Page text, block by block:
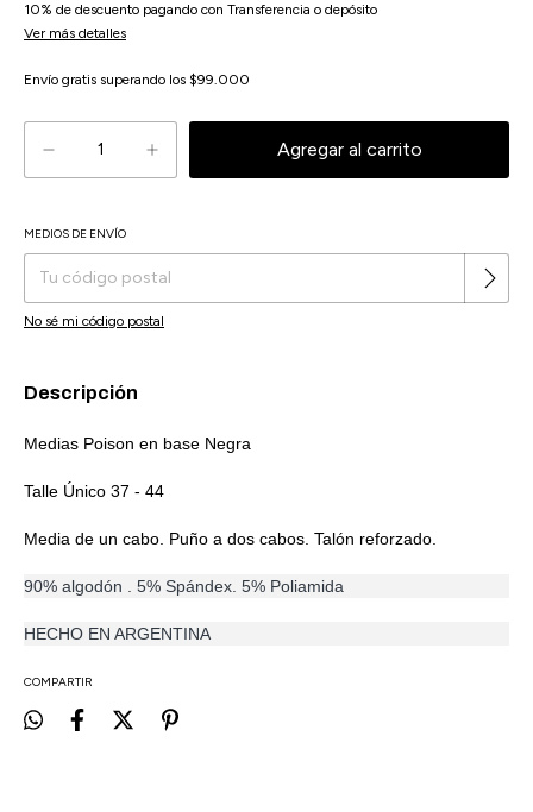
10% de descuento pagando con Transferencia o depósito
Ver más detalles
Envío gratis superando los $99.000
Entregas para el CP:
MEDIOS DE ENVÍO
No sé mi código postal
Descripción
Medias Poison en base Negra
Talle Único 37 - 44
Media de un cabo. Puño a dos cabos. Talón reforzado.
90% algodón . 5% Spándex. 5% Poliamida
HECHO EN ARGENTINA
COMPARTIR